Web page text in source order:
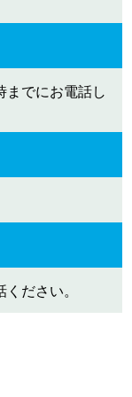
までにお電話し
ださい。